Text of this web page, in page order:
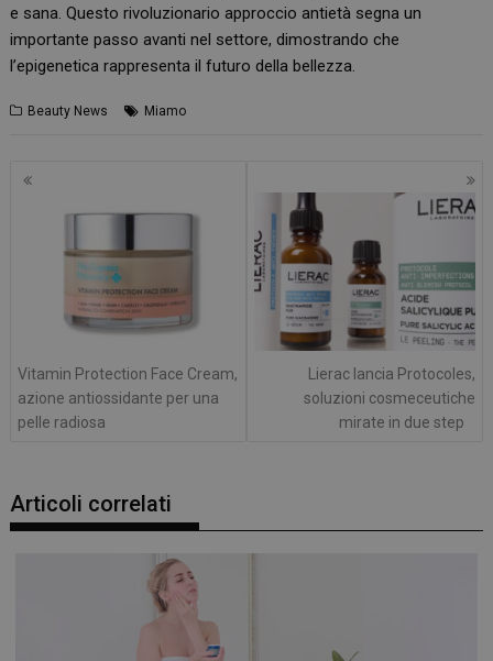
e sana. Questo rivoluzionario approccio antietà segna un
importante passo avanti nel settore, dimostrando che
l’epigenetica rappresenta il futuro della bellezza.
Beauty News Miamo
Navigazione
Vitamin Protection Face Cream,
azione antiossidante per una
pelle radiosa
Lierac lancia Protocoles,
soluzioni cosmeceutiche
mirate in due step
Articoli correlati